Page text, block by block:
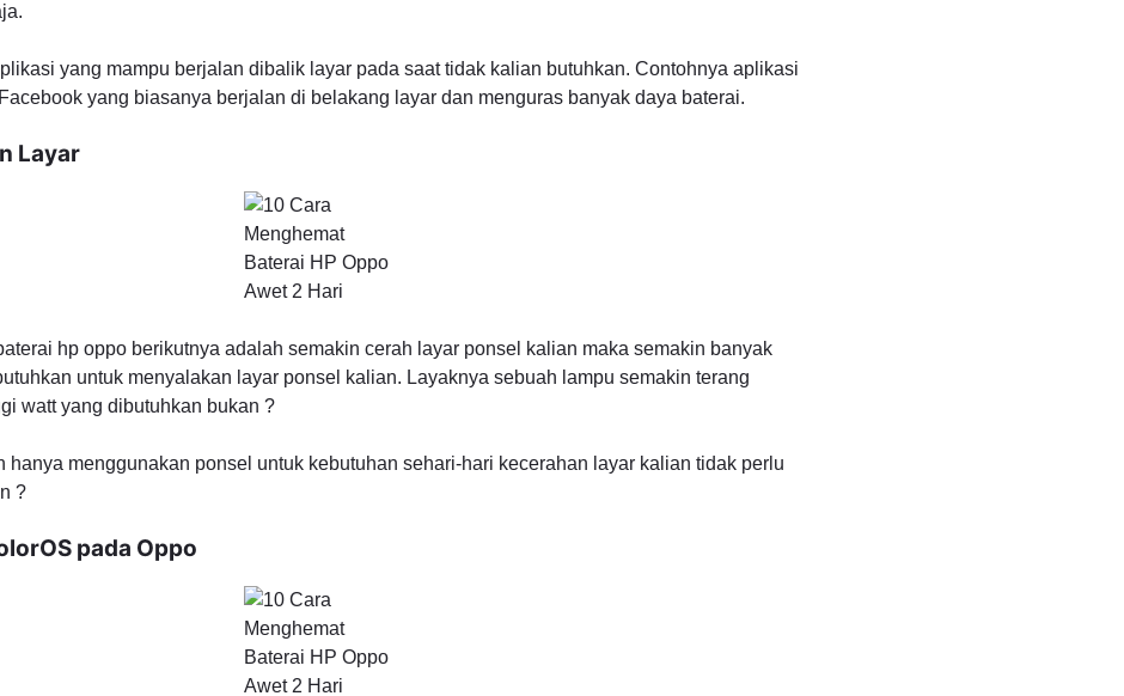
yang mampu berjalan dibalik layar pada saat tidak kalian butuhkan. Contohnya aplikasi
yang biasanya berjalan di belakang layar dan menguras banyak daya baterai.
Layar
hp oppo berikutnya adalah semakin cerah layar ponsel kalian maka semakin banyak
untuk menyalakan layar ponsel kalian. Layaknya sebuah lampu semakin terang
watt yang dibutuhkan bukan ?
hanya menggunakan ponsel untuk kebutuhan sehari-hari kecerahan layar kalian tidak perlu
?
pada Oppo